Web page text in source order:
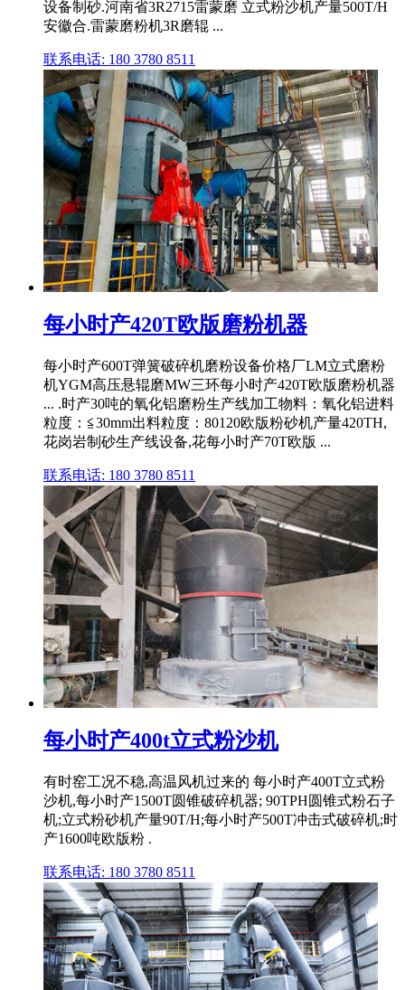
设备制砂.河南省3R2715雷蒙磨 立式粉沙机产量500T/H
安徽合.雷蒙磨粉机3R磨辊 ...
联系电话: 180 3780 8511
每小时产420T欧版磨粉机器
每小时产600T弹簧破碎机磨粉设备价格厂LM立式磨粉
机YGM高压悬辊磨MW三环每小时产420T欧版磨粉机器
... .时产30吨的氧化铝磨粉生产线加工物料：氧化铝进料
粒度：≦30mm出料粒度：80120欧版粉砂机产量420TH,
花岗岩制砂生产线设备,花每小时产70T欧版 ...
联系电话: 180 3780 8511
每小时产400t立式粉沙机
有时窑工况不稳,高温风机过来的 每小时产400T立式粉
沙机,每小时产1500T圆锥破碎机器; 90TPH圆锥式粉石子
机;立式粉砂机产量90T/H;每小时产500T冲击式破碎机;时
产1600吨欧版粉 .
联系电话: 180 3780 8511